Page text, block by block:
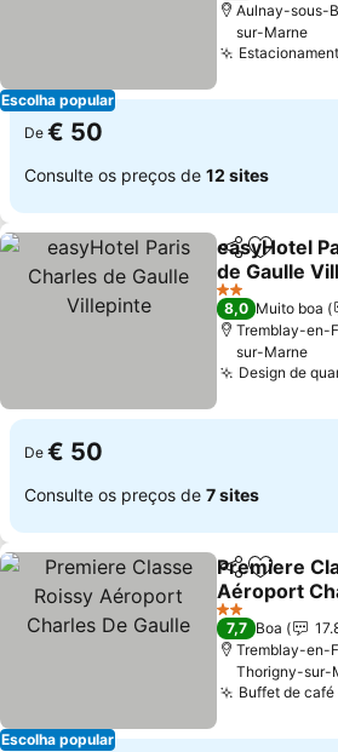
Escolha popular
Aulnay-sous-
sur-Marne
De € 50
Consulte os preços de 12 sites
Partilhar
easyHotel
de Gaulle
Ver preços
2 Estrelas
8,0 Muito boa
Tremblay-en-
sur-Marne
Design de
De € 50
Consulte os preços de 7 sites
Escolha popular
Partilhar
Premiere
Aéroport
Gaulle
Ver preços
2 Estrelas
7,7 Boa
Tremblay-en-
Thorigny-sur-
Buffet de